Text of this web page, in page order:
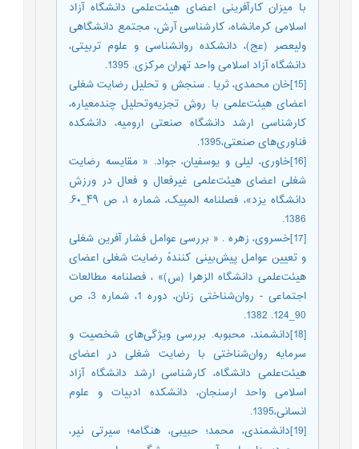
با میزان کارآفرینی اعضای هیئت‌علمی دانشگاه آزاد
اسلامی کرمانشاه، کارشناسی آرش، مجتمع دانشگاهی
ولیعصر (عج)، دانشکده روانشناسی و علوم تربیتی،
دانشگاه آزاد اسلامی واحد تهران مرکزی. 1395.
[15]خان محمدی، ثریا . سنجش و تحلیل رضایت شغلی
اعضای هیئت‌علمی با روش تجزیه‌وتحلیل چندمعیاره،
کارشناسی ارشد دانشگاه صنعتی ارومیه، دانشکده
فناوری‌های صنعتی،1395.
[16]خاوری، لیلی و یوسفیان، جواد. « مقایسه رضایت
شغلی اعضای هیئت‌علمی غیرفعال و فعال در ورزش
دانشگاه یزد»، فصلنامه المپیک، شماره ۱، ص ۴۹_۶۰.
1386.
[17]خسروی، زهره . « بررسی عوامل فشار آفرین شغلی
و تعیین عوامل پیش‌بینی کنندهٔ رضایت شغلی اعضای
هیئت‌علمی دانشگاه الزهرا (س)» ، فصلنامه مطالعات
اجتماعی - روان‌شناختی زنان، دوره 1، شماره 3، ص
90_124. 1382.
[18]دانشمند، محبوبه. بررسی ویژگی‌های شخصیت و
سرمایه روان‌شناختی با رضایت شغلی در اعضای
هیئت‌علمی دانشگاه، کارشناسی ارشد دانشگاه آزاد
اسلامی واحد ارسنجان، دانشکده ادبیات و علوم
انسانی،1395.
[19]دانشمندی، محمد؛ حبیبی، هنگامه؛ سیرتی نیر،